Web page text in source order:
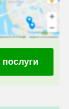
послуги